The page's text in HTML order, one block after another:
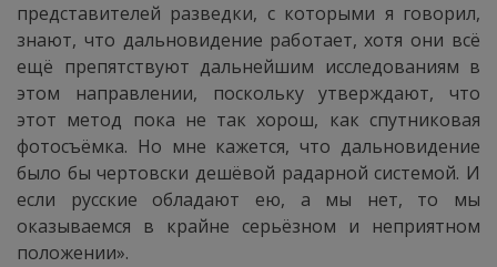
представителей разведки, с которыми я говорил,
знают, что дальновидение работает, хотя они всё
ещё препятствуют дальнейшим исследованиям в
этом направлении, поскольку утверждают, что
этот метод пока не так хорош, как спутниковая
фотосъёмка. Но мне кажется, что дальновидение
было бы чертовски дешёвой радарной системой. И
если русские обладают ею, а мы нет, то мы
оказываемся в крайне серьёзном и неприятном
положении».